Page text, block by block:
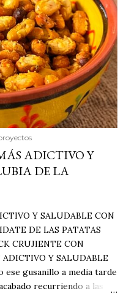
ADICTIVO Y
DE LA
Y SALUDABLE CON
DE LAS PATATAS
CRUJIENTE CON
Y SALUDABLE
ese gusanillo a media tarde
recurriendo a las